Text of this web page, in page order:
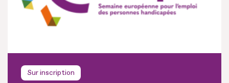
Sur inscription